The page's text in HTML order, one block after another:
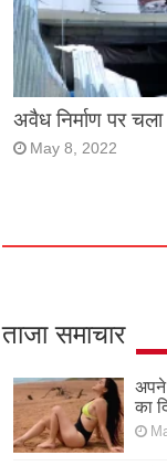
अवैध निर्माण पर
May 8, 2022
ताजा समाचार
अपने
का